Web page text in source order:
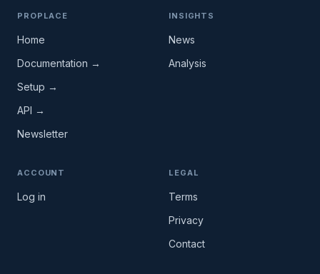
PROPLACE
Home
Documentation →
Setup →
API →
Newsletter
INSIGHTS
News
Analysis
ACCOUNT
Log in
LEGAL
Terms
Privacy
Contact